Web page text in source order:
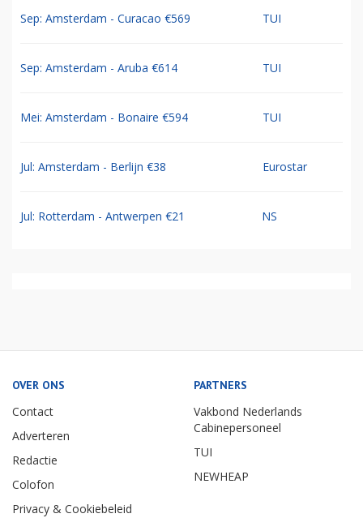
Sep: Amsterdam - Curacao €569 TUI
Sep: Amsterdam - Aruba €614 TUI
Mei: Amsterdam - Bonaire €594 TUI
Jul: Amsterdam - Berlijn €38 Eurostar
Jul: Rotterdam - Antwerpen €21 NS
OVER ONS
Contact
Adverteren
Redactie
Colofon
Privacy & Cookiebeleid
PARTNERS
Vakbond Nederlands
Cabinepersoneel
TUI
NEWHEAP